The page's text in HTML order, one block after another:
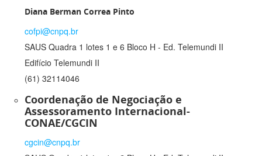
Diana Berman Correa Pinto
cofpi@cnpq.br
SAUS Quadra 1 lotes 1 e 6 Bloco H - Ed. Telemundi II
Edifício Telemundi II
(61) 32114046
Coordenação de Negociação e
Assessoramento Internacional-
CONAE/CGCIN
cgcin@cnpq.br